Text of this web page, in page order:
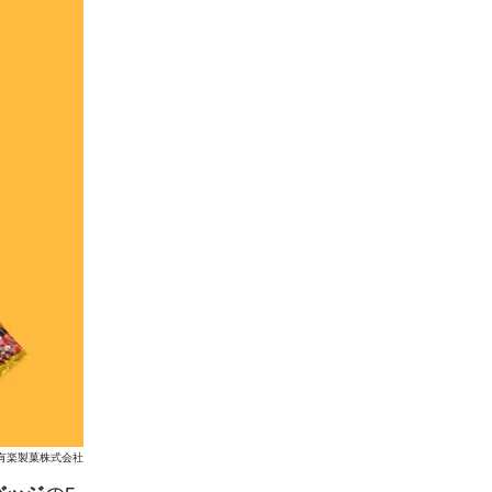
楽製菓株式会社